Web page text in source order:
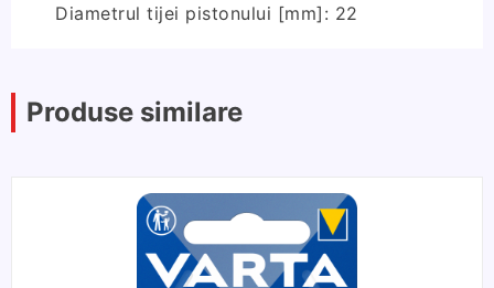
Diametrul tijei pistonului [mm]: 22
Produse similare